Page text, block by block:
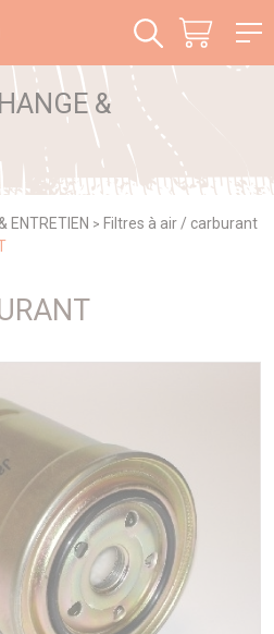
&
ENTRETIEN > Filtres à air / carburant